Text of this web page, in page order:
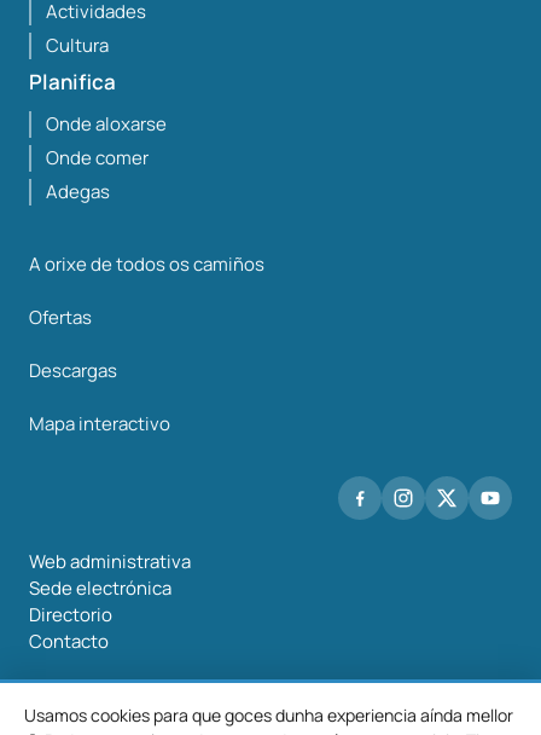
Actividades
Cultura
Planifica
Onde aloxarse
Onde comer
Adegas
A orixe de todos os camiños
Ofertas
Descargas
Mapa interactivo
Web administrativa
Sede electrónica
Directorio
Contacto
Usamos cookies para que goces dunha experiencia aínda mellor